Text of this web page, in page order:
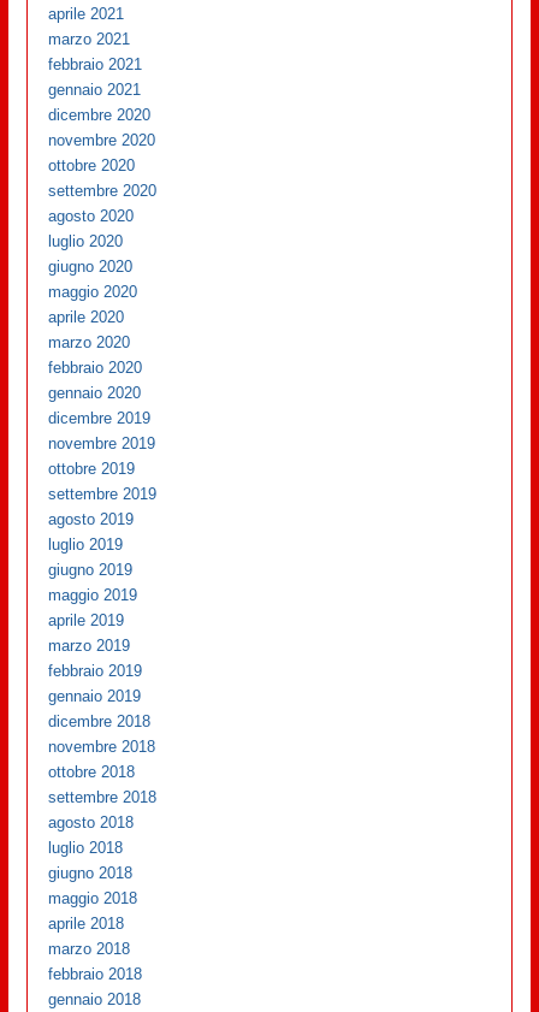
aprile 2021
marzo 2021
febbraio 2021
gennaio 2021
dicembre 2020
novembre 2020
ottobre 2020
settembre 2020
agosto 2020
luglio 2020
giugno 2020
maggio 2020
aprile 2020
marzo 2020
febbraio 2020
gennaio 2020
dicembre 2019
novembre 2019
ottobre 2019
settembre 2019
agosto 2019
luglio 2019
giugno 2019
maggio 2019
aprile 2019
marzo 2019
febbraio 2019
gennaio 2019
dicembre 2018
novembre 2018
ottobre 2018
settembre 2018
agosto 2018
luglio 2018
giugno 2018
maggio 2018
aprile 2018
marzo 2018
febbraio 2018
gennaio 2018